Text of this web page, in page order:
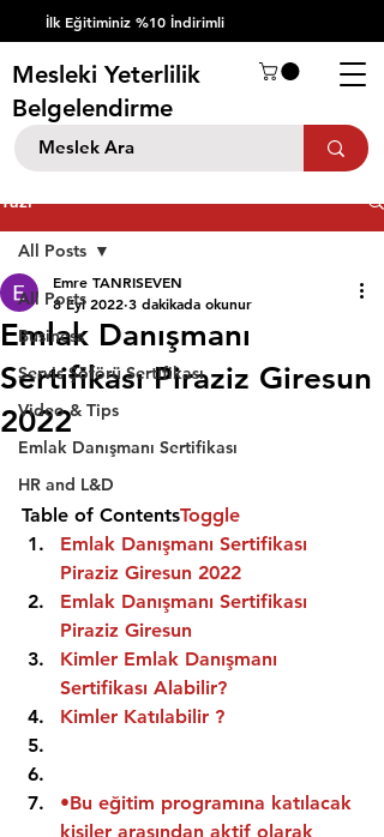
İlk Eğitiminiz %10 İndirimli
Mesleki Yeterlilik
Belgelendirme
Yazı
All Posts
Business
Servis Şöförü Sertifikası
Video & Tips
Emlak Danışmanı Sertifikası
HR and L&D
All Posts
Emlak Danışmanı
Sertifikası Piraziz Giresun
2022
Emre TANRISEVEN
8 Eyl 2022 3 dakikada okunur
Table of ContentsToggle
Emlak Danışmanı Sertifikası
Piraziz Giresun 2022
Emlak Danışmanı Sertifikası
Piraziz Giresun
Kimler Emlak Danışmanı
Sertifikası Alabilir?
Kimler Katılabilir ?
•Bu eğitim programına katılacak
kişiler arasından aktif olarak